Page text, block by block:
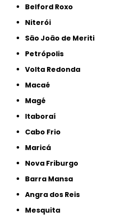
Belford Roxo
Niterói
São João de Meriti
Petrópolis
Volta Redonda
Macaé
Magé
Itaboraí
Cabo Frio
Maricá
Nova Friburgo
Barra Mansa
Angra dos Reis
Mesquita